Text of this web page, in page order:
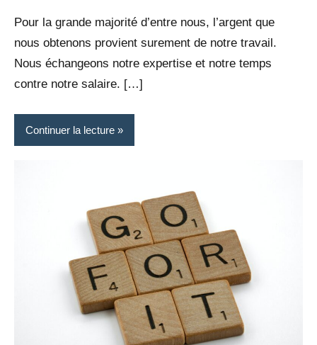
2022
Pour la grande majorité d’entre nous, l’argent que
nous obtenons provient surement de notre travail.
Nous échangeons notre expertise et notre temps
contre notre salaire. […]
Continuer la lecture